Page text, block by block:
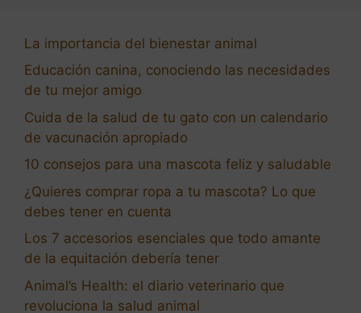
La importancia del bienestar animal
Educación canina, conociendo las necesidades
de tu mejor amigo
Cuida de la salud de tu gato con un calendario
de vacunación apropiado
10 consejos para una mascota feliz y saludable
¿Quieres comprar ropa a tu mascota? Lo que
debes tener en cuenta
Los 7 accesorios esenciales que todo amante
de la equitación debería tener
Animal’s Health: el diario veterinario que
revoluciona la salud animal